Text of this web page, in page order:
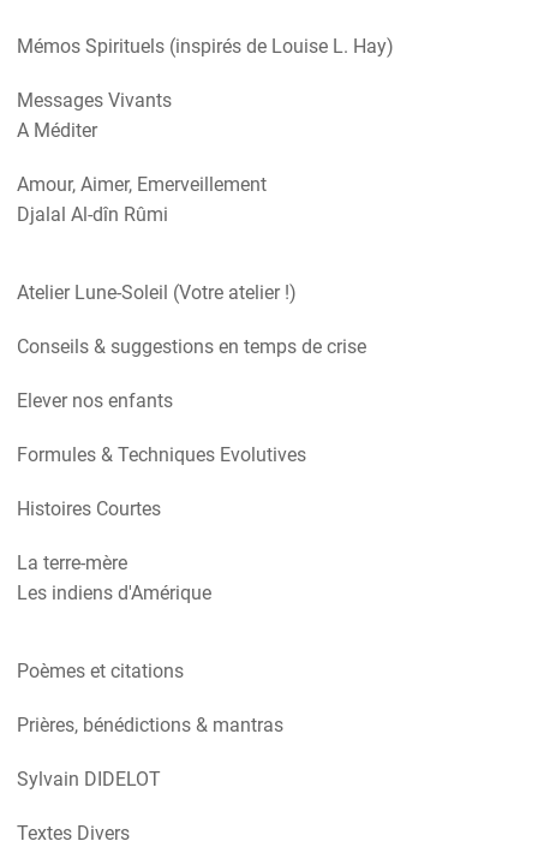
Mémos Spirituels (inspirés de Louise L. Hay)
Messages Vivants
A Méditer
Amour, Aimer, Emerveillement
Djalal Al-dîn Rûmi
Atelier Lune-Soleil (Votre atelier !)
Conseils & suggestions en temps de crise
Elever nos enfants
Formules & Techniques Evolutives
Histoires Courtes
La terre-mère
Les indiens d'Amérique
Poèmes et citations
Prières, bénédictions & mantras
Sylvain DIDELOT
Textes Divers